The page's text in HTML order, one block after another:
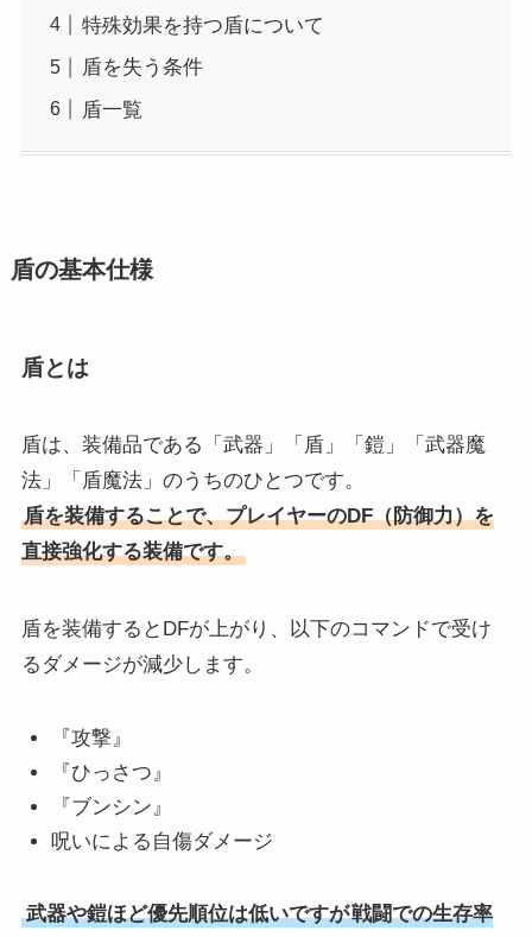
特殊効果を持つ盾について
盾を失う条件
盾一覧
盾の基本仕様
盾とは
盾は、装備品である「武器」「盾」「鎧」「武器魔
法」「盾魔法」のうちのひとつです。
盾を装備することで、プレイヤーのDF（防御力）を
直接強化する装備です。
盾を装備するとDFが上がり、以下のコマンドで受け
るダメージが減少します。
『攻撃』
『ひっさつ』
『ブンシン』
呪いによる自傷ダメージ
武器や鎧ほど優先順位は低いですが戦闘での生存率